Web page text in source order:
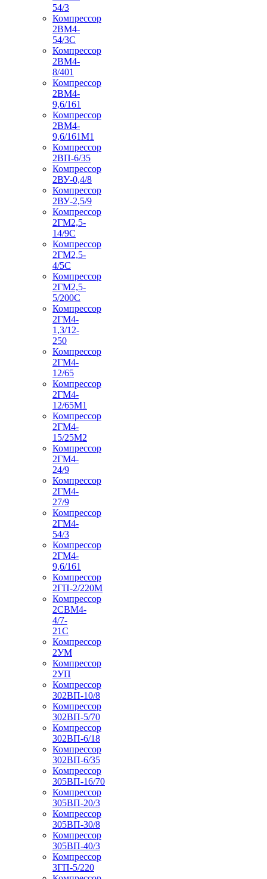
54/3
Компрессор
2ВМ4-
54/3С
Компрессор
2ВМ4-
8/401
Компрессор
2ВМ4-
9,6/161
Компрессор
2ВМ4-
9,6/161М1
Компрессор
2ВП-6/35
Компрессор
2ВУ-0,4/8
Компрессор
2ВУ-2,5/9
Компрессор
2ГМ2,5-
14/9С
Компрессор
2ГМ2,5-
4/5С
Компрессор
2ГМ2,5-
5/200С
Компрессор
2ГМ4-
1,3/12-
250
Компрессор
2ГМ4-
12/65
Компрессор
2ГМ4-
12/65М1
Компрессор
2ГМ4-
15/25М2
Компрессор
2ГМ4-
24/9
Компрессор
2ГМ4-
27/9
Компрессор
2ГМ4-
54/3
Компрессор
2ГМ4-
9,6/161
Компрессор
2ГП-2/220М
Компрессор
2СВМ4-
4/7-
21С
Компрессор
2УМ
Компрессор
2УП
Компрессор
302ВП-10/8
Компрессор
302ВП-5/70
Компрессор
302ВП-6/18
Компрессор
302ВП-6/35
Компрессор
305ВП-16/70
Компрессор
305ВП-20/3
Компрессор
305ВП-30/8
Компрессор
305ВП-40/3
Компрессор
3ГП-5/220